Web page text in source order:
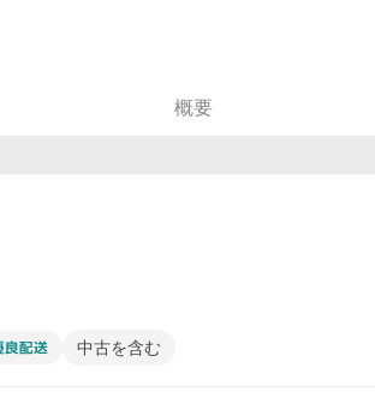
概要
中古を含む